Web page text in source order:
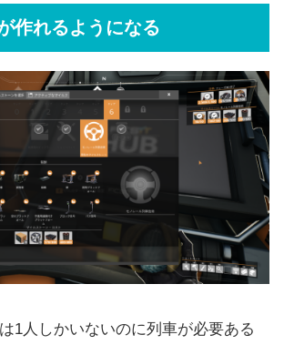
作れるようになる
1人しかいないのに列車が必要ある